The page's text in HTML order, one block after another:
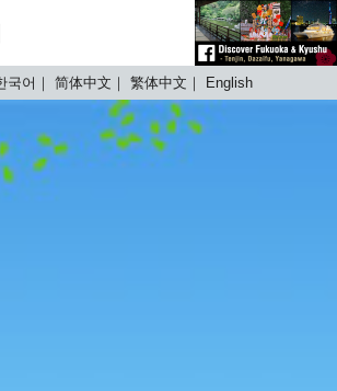
국어 简体中文 繁体中文 English